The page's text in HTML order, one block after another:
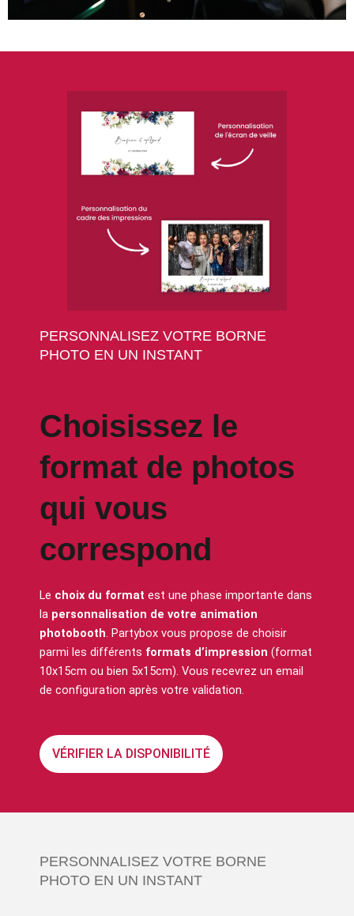
PERSONNALISEZ VOTRE BORNE
PHOTO EN UN INSTANT
Choisissez le
format de photos
qui vous
correspond
Le choix du format est une phase importante dans
la personnalisation de votre animation
photobooth. Partybox vous propose de choisir
parmi les différents formats d’impression (format
10x15cm ou bien 5x15cm). Vous recevrez un email
de configuration après votre validation.
VÉRIFIER LA DISPONIBILITÉ
PERSONNALISEZ VOTRE BORNE
PHOTO EN UN INSTANT